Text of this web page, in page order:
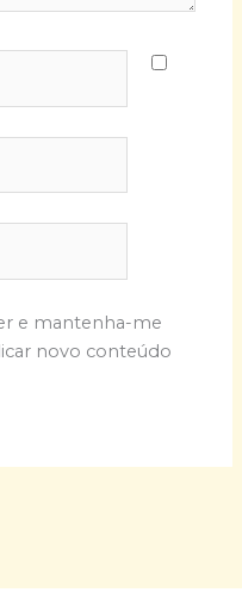
e mantenha-me
novo conteúdo